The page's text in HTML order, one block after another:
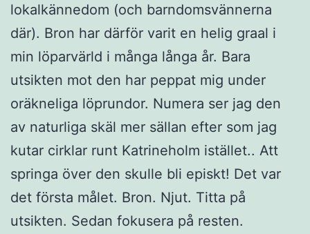
lokalkännedom (och barndomsvännerna
där). Bron har därför varit en helig graal i
min löparvärld i många långa år. Bara
utsikten mot den har peppat mig under
oräkneliga löprundor. Numera ser jag den
av naturliga skäl mer sällan efter som jag
kutar cirklar runt Katrineholm istället.. Att
springa över den skulle bli episkt! Det var
det första målet. Bron. Njut. Titta på
utsikten. Sedan fokusera på resten.